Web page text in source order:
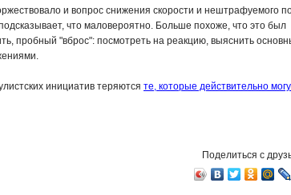
и вопрос снижения скорости и нештрафуемого
что маловероятно. Больше похоже, что это был
пробный "вброс": посмотреть на реакцию, выяснить
инициатив теряются те, которые действительно
Поделиться с